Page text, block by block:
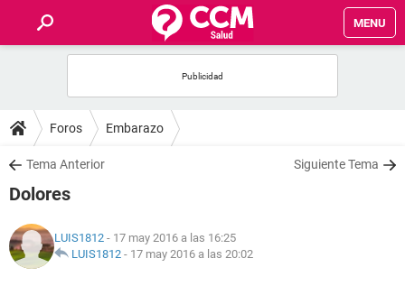
MENU
FOROS
SALUD
NUTRICIÓN
Foros Embarazo
Tema Anterior Siguiente Tema
Dolores
LUIS1812 - 17 may 2016 a las 16:25
LUIS1812 - 17 may 2016 a las 20:02